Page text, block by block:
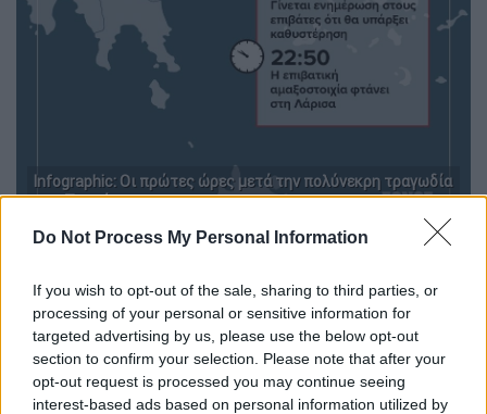
Do Not Process My Personal Information
If you wish to opt-out of the sale, sharing to third parties, or
processing of your personal or sensitive information for
targeted advertising by us, please use the below opt-out
section to confirm your selection. Please note that after your
opt-out request is processed you may continue seeing
interest-based ads based on personal information utilized by
Infographic: Οι πρώτες ώρες μετά την πολύνεκρη τραγωδία
των Τεμπών